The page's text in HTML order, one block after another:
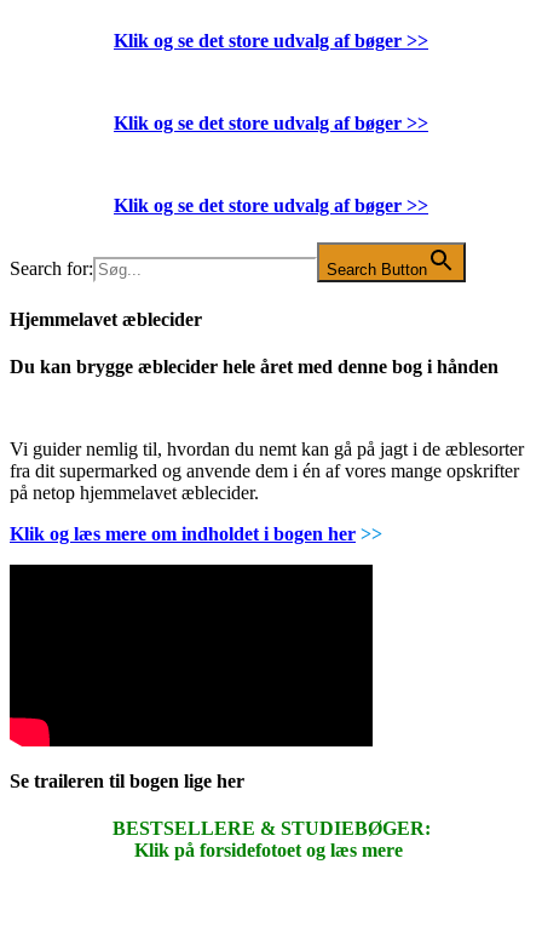
Klik og se det store udvalg af bøger >>
Klik og se det store udvalg af bøger >>
Klik og se det store udvalg af bøger >>
Search for: Search Button
Hjemmelavet æblecider
Du kan brygge æblecider hele året med denne bog i hånden
Vi guider nemlig til, hvordan du nemt kan gå på jagt i de æblesorter
fra dit supermarked og anvende dem i én af vores mange opskrifter
på netop hjemmelavet æblecider.
Klik og læs mere om indholdet i bogen her >>
Se traileren til bogen lige her
BESTSELLERE & STUDIEBØGER:
Klik på forsidefotoet og læs mere